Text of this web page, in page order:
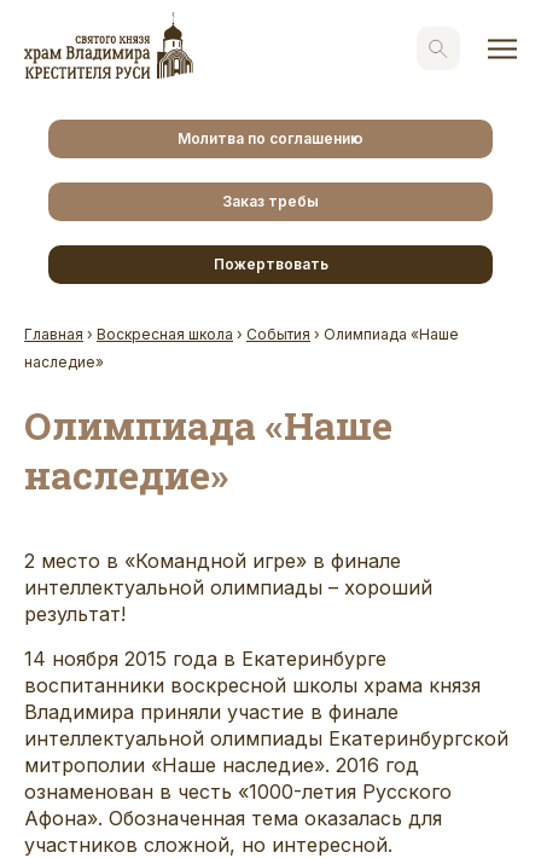
Молитва по соглашению
Заказ требы
Пожертвовать
Главная › Воскресная школа › События › Олимпиада «Наше
наследие»
Олимпиада «Наше
наследие»
2 место в «Командной игре» в финале
интеллектуальной олимпиады – хороший
результат!
14 ноября 2015 года в Екатеринбурге
воспитанники воскресной школы храма князя
Владимира приняли участие в финале
интеллектуальной олимпиады Екатеринбургской
митрополии «Наше наследие». 2016 год
ознаменован в честь «1000-летия Русского
Афона». Обозначенная тема оказалась для
участников сложной, но интересной.